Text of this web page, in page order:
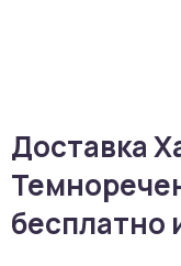
Доставка
бесплатно